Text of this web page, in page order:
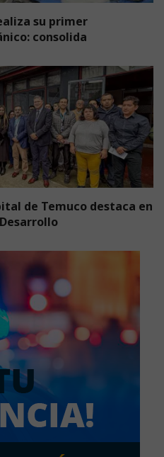
su primer
consolida
de Temuco destaca en